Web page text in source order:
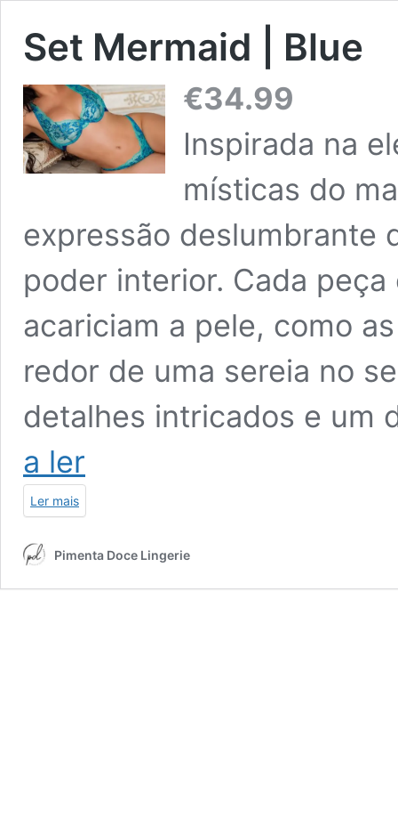
Set Mermaid | Blue
€34.99
Inspirada na
místicas do
expressão deslumbrante
poder interior. Cada
acariciam a pele, como
redor de uma sereia no
detalhes intricados e
a ler
|
Ler mais
Pimenta Doce Lingerie